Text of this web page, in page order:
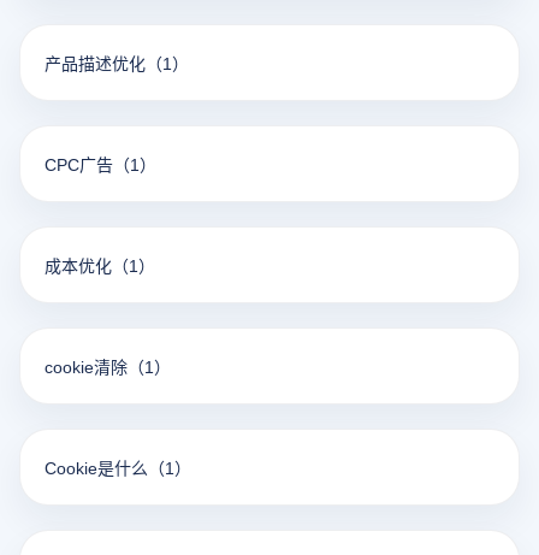
产品描述优化 （1）
CPC广告 （1）
成本优化 （1）
cookie清除 （1）
Cookie是什么 （1）